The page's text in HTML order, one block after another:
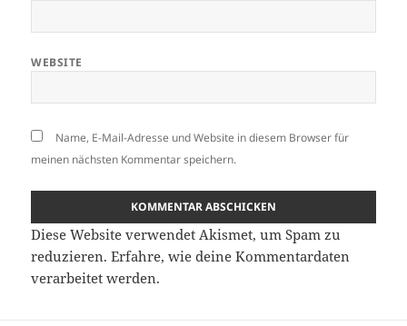
WEBSITE
Name, E-Mail-Adresse und Website in diesem Browser für
meinen nächsten Kommentar speichern.
Diese Website verwendet Akismet, um Spam zu
reduzieren.Erfahre, wie deine Kommentardaten
verarbeitet werden.